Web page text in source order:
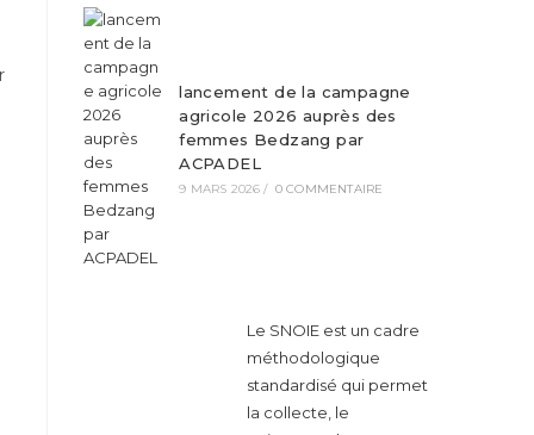
lancement de la campagne
agricole 2026 auprès des
femmes Bedzang par
ACPADEL
9 MARS 2026 / 0 COMMENTAIRE
Le SNOIE est un cadre
méthodologique
standardisé qui permet
la collecte, le